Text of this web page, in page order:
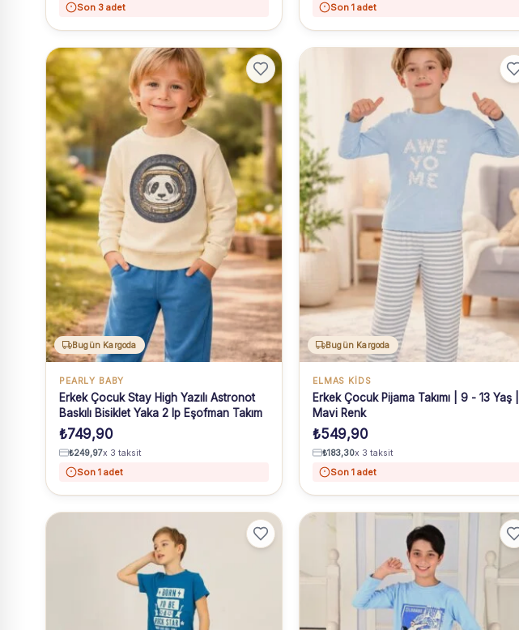
Son 3 adet Son 1 adet
Bugün Kargoda
PEARLY BABY
Erkek Çocuk Stay High Yazılı Astronot
Baskılı Bisiklet Yaka 2 Ip Eşofman Takım
₺749,90
₺249,97x 3 taksit
Son 1 adet
Bugün Kargoda
ELMAS KİDS
Erkek Çocuk Pijama Takımı | 9 - 13 Yaş |
Mavi Renk
₺549,90
₺183,30x 3 taksit
Son 1 adet